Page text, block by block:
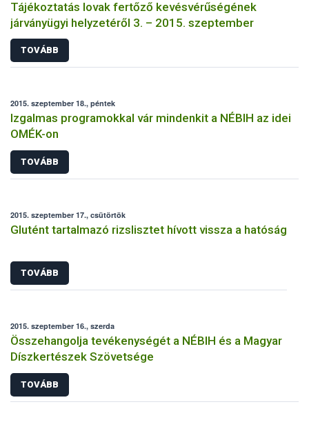
Tájékoztatás lovak fertőző kevésvérűségének
járványügyi helyzetéről 3. – 2015. szeptember
TOVÁBB
2015. szeptember 18., péntek
Izgalmas programokkal vár mindenkit a NÉBIH az idei
OMÉK-on
TOVÁBB
2015. szeptember 17., csütörtök
Glutént tartalmazó rizslisztet hívott vissza a hatóság
TOVÁBB
2015. szeptember 16., szerda
Összehangolja tevékenységét a NÉBIH és a Magyar
Díszkertészek Szövetsége
TOVÁBB